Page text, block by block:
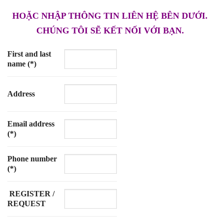
HOẶC NHẬP THÔNG TIN LIÊN HỆ BÊN DƯỚI.
CHÚNG TÔI SẼ KẾT NỐI VỚI BẠN.
First and last
name (*)
Address
Email address
(*)
Phone number
(*)
REGISTER /
REQUEST